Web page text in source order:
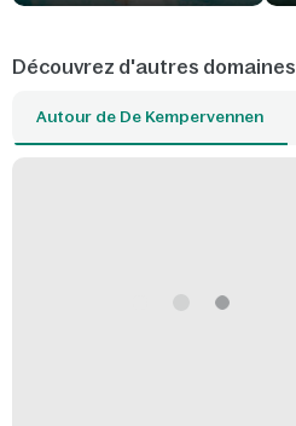
Découvrez d'autres domaines
Autour de De Kempervennen